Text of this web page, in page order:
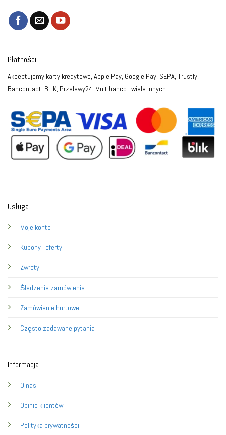
Usługa
Moje konto
Kupony i oferty
Zwroty
Śledzenie zamówienia
Zamówienie hurtowe
Często zadawane pytania
Informacja
O nas
Opinie klientów
Polityka prywatności
Płatności
Akceptujemy karty kredytowe, Apple Pay, Google Pay, SEPA, Trustly,
Bancontact, BLIK, Przelewy24, Multibanco i wiele innych.